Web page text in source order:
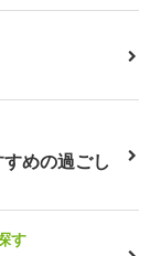
めの過ごし
す